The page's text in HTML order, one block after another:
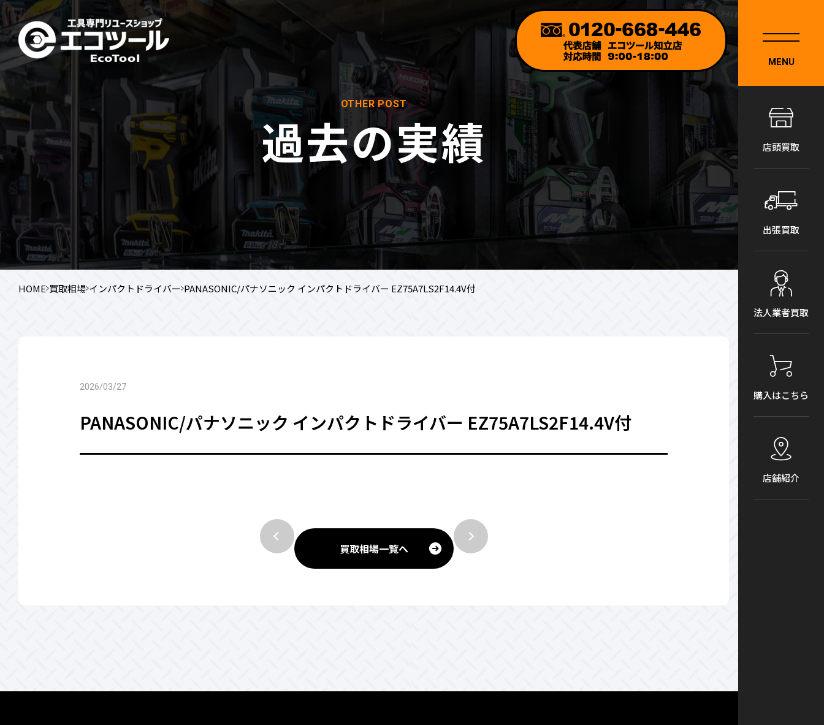
MENU
店頭買取
出張買取
法人業者買取
購入はこちら
店舗紹介
OTHER POST
過去の実績
HOME 買取相場 インパクトドライバー PANASONIC/パナソニック インパクトドライバー EZ75A7LS2F14.4V付
2026/03/27
PANASONIC/パナソニック インパクトドライバー EZ75A7LS2F14.4V付
買取相場一覧へ